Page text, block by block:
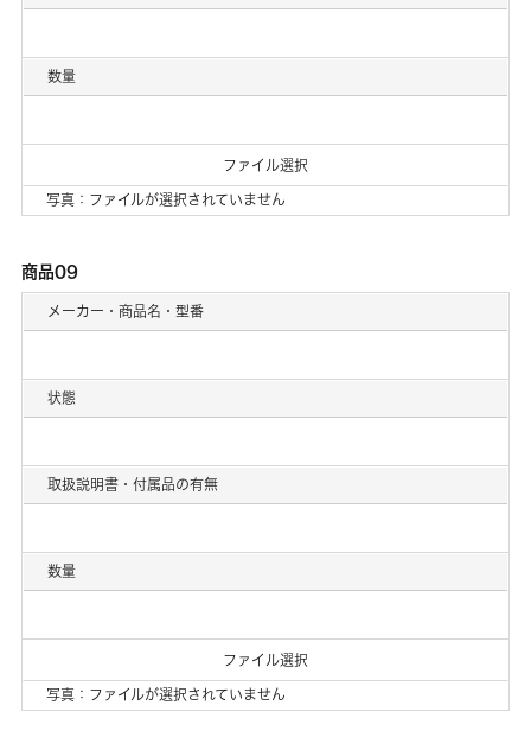
数量
ファイル選択
写真：ファイルが選択されていません
商品09
メーカー・商品名・型番
状態
取扱説明書・付属品の有無
数量
ファイル選択
写真：ファイルが選択されていません